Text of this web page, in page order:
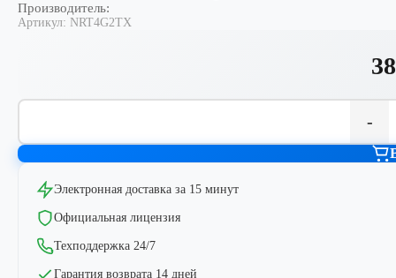
Производитель:
Артикул: NRT4G2TX
-
Электронная доставка за 15 минут
Официальная лицензия
Техподдержка 24/7
Гарантия возврата 14 дней